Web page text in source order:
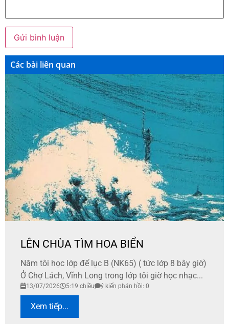
Các bài liên quan
LÊN CHÙA TÌM HOA BIỂN
Năm tôi học lớp để lục B (NK65) ( tức lớp 8 bây giờ)
Ở Chợ Lách, Vĩnh Long trong lớp tôi giờ học nhạc...
13/07/2026 5:19 chiều ý kiến phản hồi: 0
Xem tiếp...